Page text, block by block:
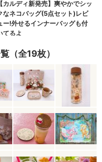
（全19枚）